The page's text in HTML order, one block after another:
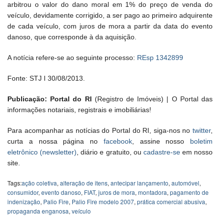
arbitrou o valor do dano moral em 1% do preço de venda do
veículo, devidamente corrigido, a ser pago ao primeiro adquirente
de cada veículo, com juros de mora a partir da data do evento
danoso, que corresponde à da aquisição.
A notícia refere-se ao seguinte processo: REsp 1342899
Fonte: STJ I 30/08/2013.
Publicação: Portal do RI (Registro de Imóveis) | O Portal das
informações notariais, registrais e imobiliárias!
Para acompanhar as notícias do Portal do RI, siga-nos no twitter,
curta a nossa página no facebook, assine nosso boletim
eletrônico (newsletter) , diário e gratuito, ou cadastre-seem nosso
site.
Tags:ação coletiva, alteração de itens, antecipar lançamento, automóvel,
consumidor, evento danoso, FIAT, juros de mora, montadora, pagamento de
indenização, Palio Fire, Palio Fire modelo 2007, prática comercial abusiva,
propaganda enganosa, veículo